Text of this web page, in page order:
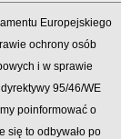
Europejskiego
ochrony osób
i w sprawie
95/46/WE
poinformować o
się to odbywało po